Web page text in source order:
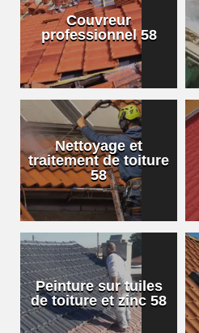
Couvreur
professionnel 58
Nettoyage et
traitement de toiture
58
Peinture sur tuiles
de toiture et zinc 58